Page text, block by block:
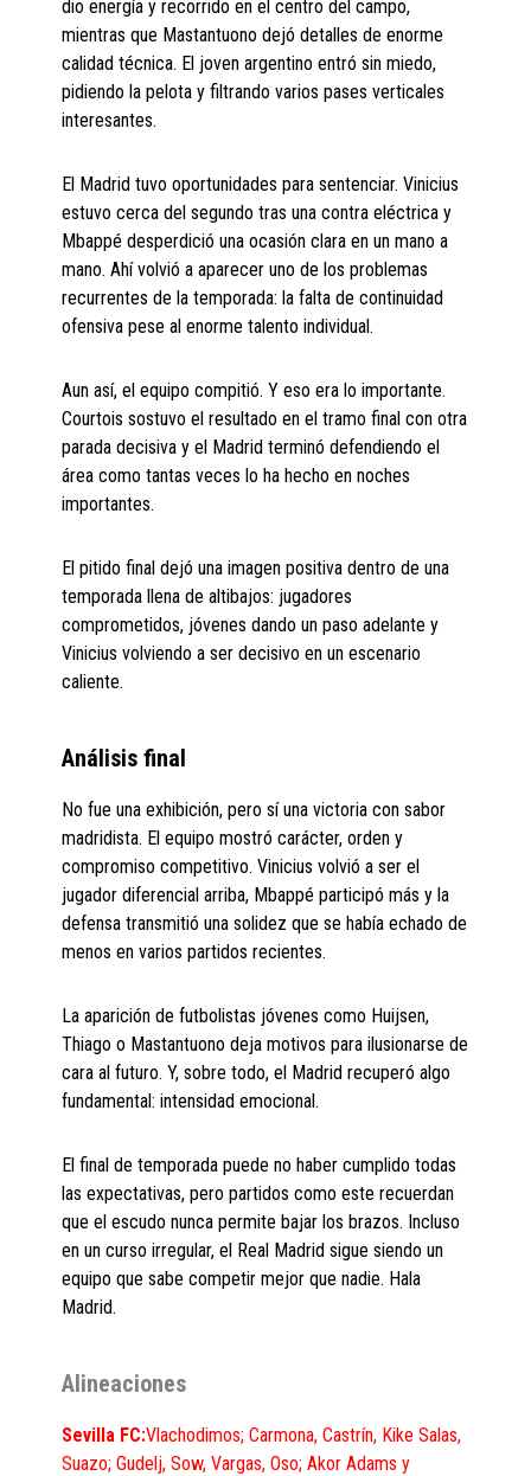
dio energía y recorrido en el centro del campo,
mientras que Mastantuono dejó detalles de enorme
calidad técnica. El joven argentino entró sin miedo,
pidiendo la pelota y filtrando varios pases verticales
interesantes.
El Madrid tuvo oportunidades para sentenciar. Vinicius
estuvo cerca del segundo tras una contra eléctrica y
Mbappé desperdició una ocasión clara en un mano a
mano. Ahí volvió a aparecer uno de los problemas
recurrentes de la temporada: la falta de continuidad
ofensiva pese al enorme talento individual.
Aun así, el equipo compitió. Y eso era lo importante.
Courtois sostuvo el resultado en el tramo final con otra
parada decisiva y el Madrid terminó defendiendo el
área como tantas veces lo ha hecho en noches
importantes.
El pitido final dejó una imagen positiva dentro de una
temporada llena de altibajos: jugadores
comprometidos, jóvenes dando un paso adelante y
Vinicius volviendo a ser decisivo en un escenario
caliente.
Análisis final
No fue una exhibición, pero sí una victoria con sabor
madridista. El equipo mostró carácter, orden y
compromiso competitivo. Vinicius volvió a ser el
jugador diferencial arriba, Mbappé participó más y la
defensa transmitió una solidez que se había echado de
menos en varios partidos recientes.
La aparición de futbolistas jóvenes como Huijsen,
Thiago o Mastantuono deja motivos para ilusionarse de
cara al futuro. Y, sobre todo, el Madrid recuperó algo
fundamental: intensidad emocional.
El final de temporada puede no haber cumplido todas
las expectativas, pero partidos como este recuerdan
que el escudo nunca permite bajar los brazos. Incluso
en un curso irregular, el Real Madrid sigue siendo un
equipo que sabe competir mejor que nadie. Hala
Madrid.
Alineaciones
Sevilla FC:Vlachodimos; Carmona, Castrín, Kike Salas,
Suazo; Gudelj, Sow, Vargas, Oso; Akor Adams y